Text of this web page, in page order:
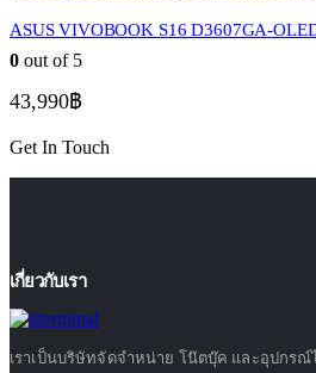
ASUS VIVOBOOK S16 D3607GA-
0 out of 5
43,990฿
Get In Touch
เกี่ยวกับเรา
เราเป็นบริษัทจัดจำหน่าย โน๊ตบุ๊ค และอุปกรณ์